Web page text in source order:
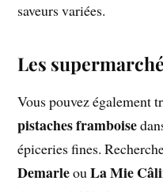
saveurs variées.
Les
Vous pouvez également
pistaches framboise
épiceries fines.
DemarleouLa Mie